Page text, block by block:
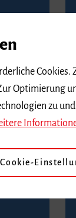
sind
Optimierung
zu